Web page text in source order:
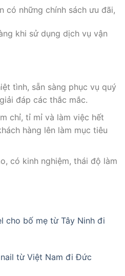
có những chính sách ưu đãi,
khi sử dụng dịch vụ vận
tình, sẵn sàng phục vụ quý
đáp các thắc mắc.
chỉ, tỉ mỉ và làm việc hết
hàng lên làm mục tiêu
có kinh nghiệm, thái độ làm
cho bố mẹ từ Tây Ninh đi
từ Việt Nam đi Đức